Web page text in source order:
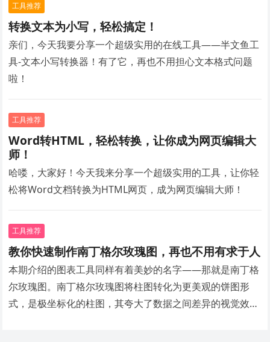
工具推荐
转换文本为小写，轻松搞定！
亲们，今天我要分享一个超级实用的在线工具——半文鱼工
具-文本小写转换器！有了它，再也不用担心文本格式问题
啦！
工具推荐
Word转HTML，轻松转换，让你成为网页编辑大
师！
哈喽，大家好！今天我来分享一个超级实用的工具，让你轻
松将Word文档转换为HTML网页，成为网页编辑大师！
工具推荐
教你快速制作南丁格尔玫瑰图，再也不用有求于人
本期介绍的图表工具同样有着美妙的名字——那就是南丁格
尔玫瑰图。南丁格尔玫瑰图将柱图转化为更美观的饼图形
式，是极坐标化的柱图，其夸大了数据之间差异的视觉效